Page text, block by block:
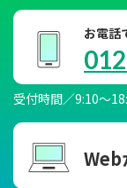
お電話
受付時間／9:10～
Web